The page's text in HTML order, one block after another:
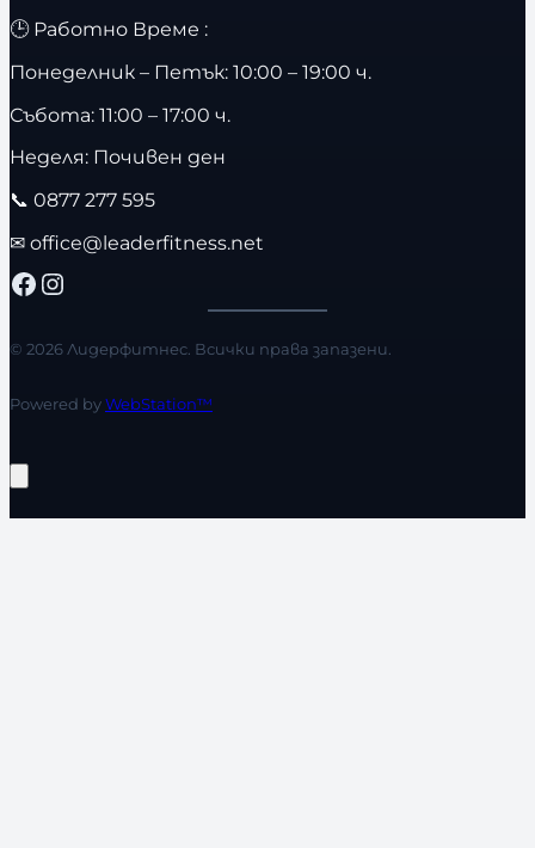
🕒 Работно Време :
Понеделник – Петък: 10:00 – 19:00 ч.
Събота: 11:00 – 17:00 ч.
Неделя: Почивен ден
📞 0877 277 595
✉ office@leaderfitness.net
Facebook Instagram
© 2026 Лидерфитнес. Всички права запазени.
Powered byWebStation™